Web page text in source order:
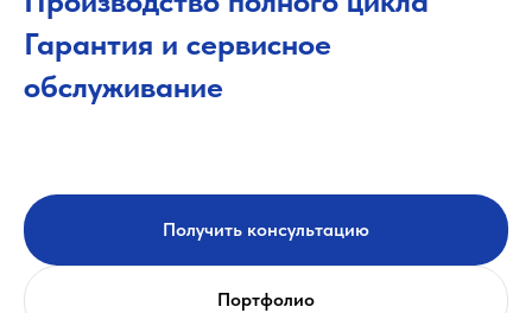
Гарантия и сервисное
обслуживание
Получить консультацию
Портфолио